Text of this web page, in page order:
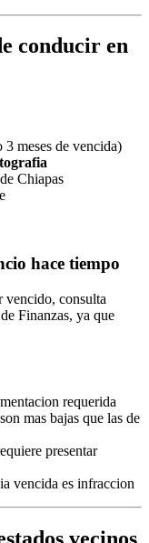
conducir en
3 meses de vencida)
de Chiapas
hace tiempo
vencido, consulta
Finanzas, ya que
requerida
mas bajas que las de
presentar
vencida es infraccion